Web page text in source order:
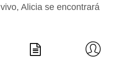
Alicia se encontrará